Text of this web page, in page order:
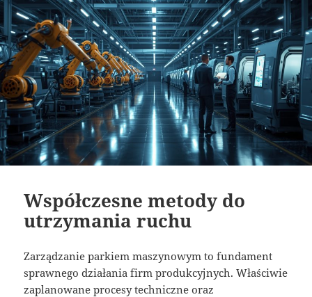
Współczesne metody do
utrzymania ruchu
Zarządzanie parkiem maszynowym to fundament
sprawnego działania firm produkcyjnych. Właściwie
zaplanowane procesy techniczne oraz